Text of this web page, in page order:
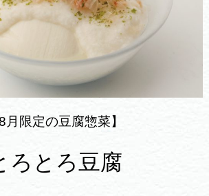
8月限定の豆腐惣菜】
ろとろ豆腐